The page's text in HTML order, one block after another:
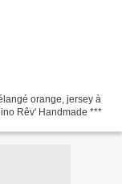
orange, jersey à
Rêv' Handmade ***